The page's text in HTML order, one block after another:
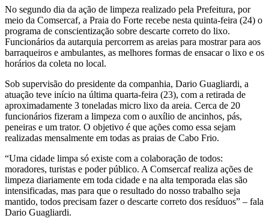
No segundo dia da ação de limpeza realizado pela Prefeitura, por
meio da Comsercaf, a Praia do Forte recebe nesta quinta-feira (24) o
programa de conscientização sobre descarte correto do lixo.
Funcionários da autarquia percorrem as areias para mostrar para aos
barraqueiros e ambulantes, as melhores formas de ensacar o lixo e os
horários da coleta no local.
Sob supervisão do presidente da companhia, Dario Guagliardi, a
atuação teve início na última quarta-feira (23), com a retirada de
aproximadamente 3 toneladas micro lixo da areia. Cerca de 20
funcionários fizeram a limpeza com o auxílio de ancinhos, pás,
peneiras e um trator. O objetivo é que ações como essa sejam
realizadas mensalmente em todas as praias de Cabo Frio.
“Uma cidade limpa só existe com a colaboração de todos:
moradores, turistas e poder público. A Comsercaf realiza ações de
limpeza diariamente em toda cidade e na alta temporada elas são
intensificadas, mas para que o resultado do nosso trabalho seja
mantido, todos precisam fazer o descarte correto dos resíduos” – fala
Dario Guagliardi.